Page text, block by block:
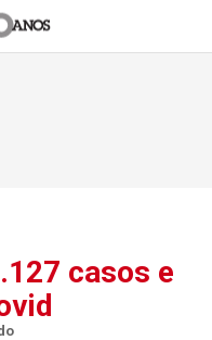
casos e